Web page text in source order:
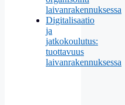
laivanrakennuksessa
Digitalisaatio
ja
jatkokoulutus:
tuottavuus
laivanrakennuksessa